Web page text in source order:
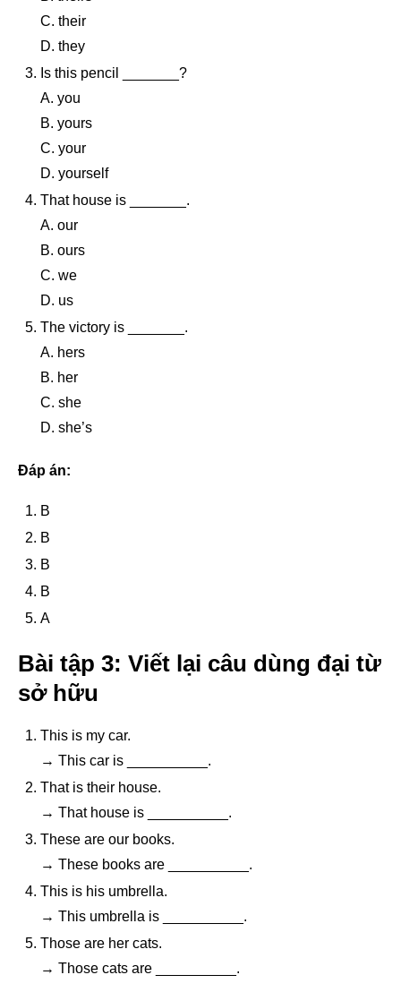
C. their
D. they
Is this pencil _______?
A. you
B. yours
C. your
D. yourself
That house is _______.
A. our
B. ours
C. we
D. us
The victory is _______.
A. hers
B. her
C. she
D. she’s
Đáp án:
B
B
B
B
A
Bài tập 3: Viết lại câu dùng đại từ
sở hữu
This is my car.
→ This car is __________.
That is their house.
→ That house is __________.
These are our books.
→ These books are __________.
This is his umbrella.
→ This umbrella is __________.
Those are her cats.
→ Those cats are __________.